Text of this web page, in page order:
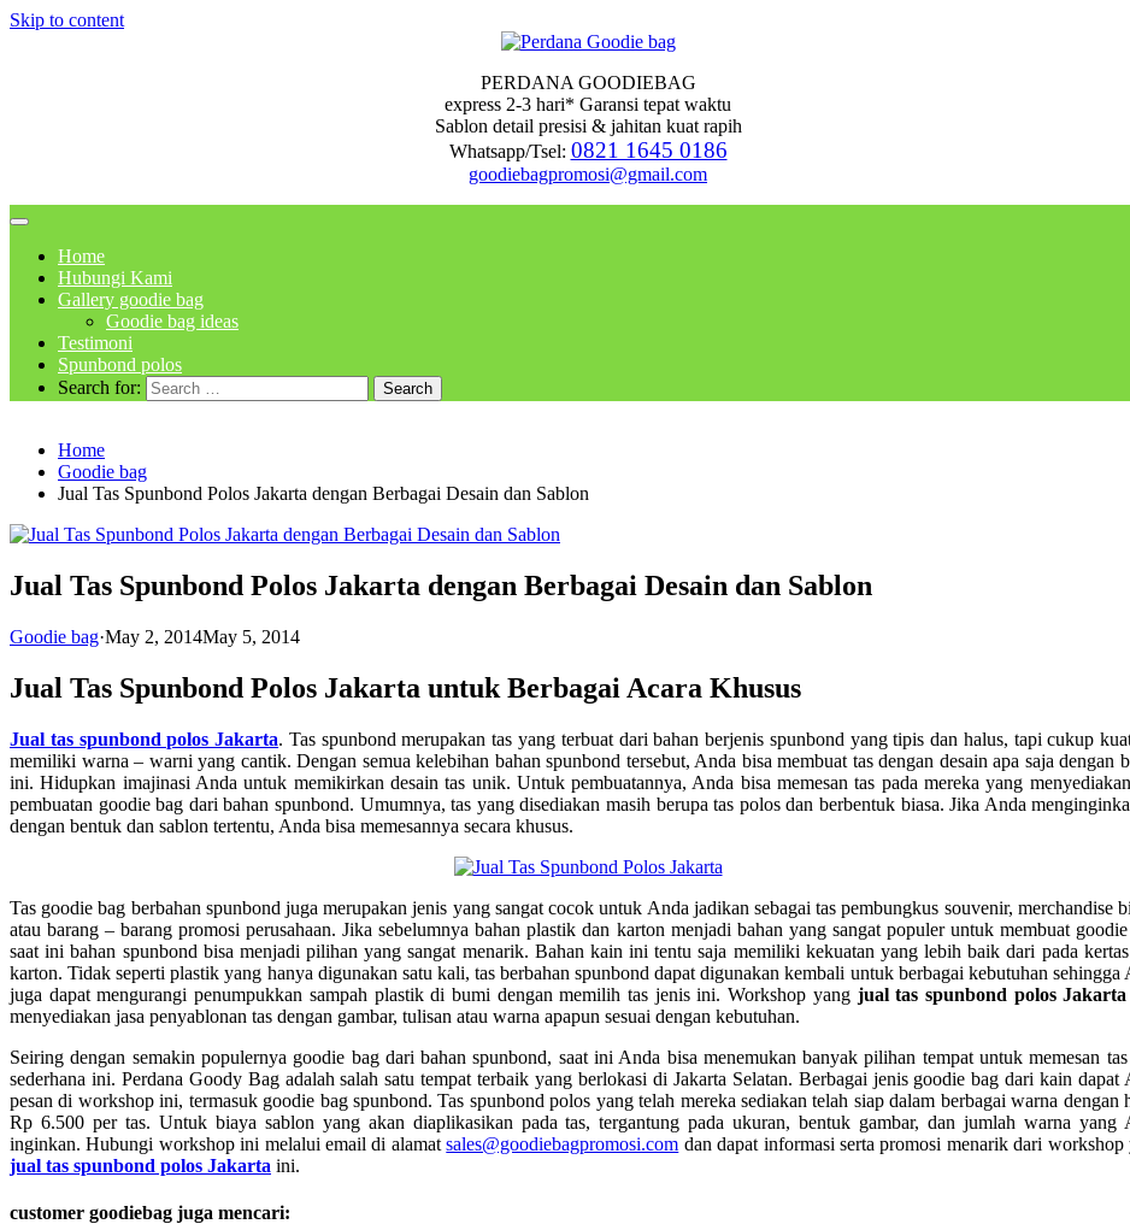
Skip to content
PERDANA GOODIEBAG
express 2-3 hari* Garansi tepat waktu
Sablon detail presisi & jahitan kuat rapih
Whatsapp/Tsel: 0821 1645 0186
goodiebagpromosi@gmail.com
Home
Hubungi Kami
Gallery goodie bag
Goodie bag ideas
Testimoni
Spunbond polos
Search for:
Home
Goodie bag
Jual Tas Spunbond Polos Jakarta dengan Berbagai Desain dan Sablon
Jual Tas Spunbond Polos Jakarta dengan Berbagai Desain dan Sablon
Goodie bag·May 2, 2014May 5, 2014
Jual Tas Spunbond Polos Jakarta untuk Berbagai Acara Khusus
Jual tas spunbond polos Jakarta. Tas spunbond merupakan tas yang terbuat dari bahan berjenis spunbond yang tipis dan halus, tapi cukup
memiliki warna – warni yang cantik. Dengan semua kelebihan bahan spunbond tersebut, Anda bisa membuat tas dengan desain apa saja dengan
ini. Hidupkan imajinasi Anda untuk memikirkan desain tas unik. Untuk pembuatannya, Anda bisa memesan tas pada mereka yang
pembuatan goodie bag dari bahan spunbond. Umumnya, tas yang disediakan masih berupa tas polos dan berbentuk biasa. Jika Anda
dengan bentuk dan sablon tertentu, Anda bisa memesannya secara khusus.
Tas goodie bag berbahan spunbond juga merupakan jenis yang sangat cocok untuk Anda jadikan sebagai tas pembungkus souvenir, merchandise
atau barang – barang promosi perusahaan. Jika sebelumnya bahan plastik dan karton menjadi bahan yang sangat populer untuk membuat
saat ini bahan spunbond bisa menjadi pilihan yang sangat menarik. Bahan kain ini tentu saja memiliki kekuatan yang lebih baik dari pada kertas
karton. Tidak seperti plastik yang hanya digunakan satu kali, tas berbahan spunbond dapat digunakan kembali untuk berbagai kebutuhan sehingga
juga dapat mengurangi penumpukkan sampah plastik di bumi dengan memilih tas jenis ini. Workshop yang jual tas spunbond polos Jakarta
menyediakan jasa penyablonan tas dengan gambar, tulisan atau warna apapun sesuai dengan kebutuhan.
Seiring dengan semakin populernya goodie bag dari bahan spunbond, saat ini Anda bisa menemukan banyak pilihan tempat untuk memesan
sederhana ini. Perdana Goody Bag adalah salah satu tempat terbaik yang berlokasi di Jakarta Selatan. Berbagai jenis goodie bag dari kain dapat
pesan di workshop ini, termasuk goodie bag spunbond. Tas spunbond polos yang telah mereka sediakan telah siap dalam berbagai warna dengan
Rp 6.500 per tas. Untuk biaya sablon yang akan diaplikasikan pada tas, tergantung pada ukuran, bentuk gambar, dan jumlah warna yang
inginkan. Hubungi workshop ini melalui email di alamatsales@goodiebagpromosi.com dan dapat informasi serta promosi menarik dari workshop
jual tas spunbond polos Jakarta ini.
customer goodiebag juga mencari: